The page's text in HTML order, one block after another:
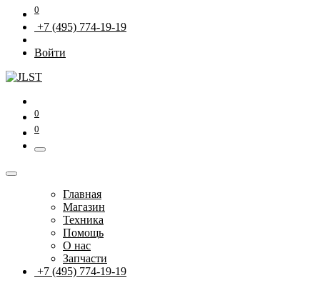
0
+7 (495) 774-19-19
Войти
0
0
Главная
Магазин
Техника
Помощь
О нас
Запчасти
+7 (495) 774-19-19